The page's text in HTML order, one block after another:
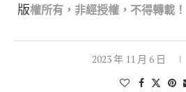
版權所有，非經授權，不得轉載！
2023 年 11 月 6 日